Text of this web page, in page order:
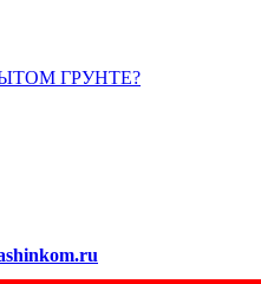
ГРУНТЕ?